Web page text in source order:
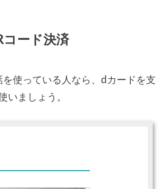
ード決済
使っている人なら、dカードを支
いましょう。